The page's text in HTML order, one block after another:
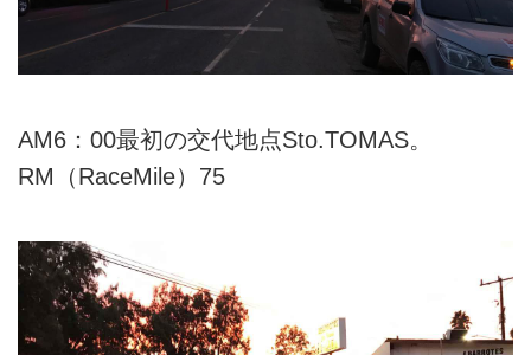
AM6：00最初の交代地点Sto.TOMAS。
RM（RaceMile）75